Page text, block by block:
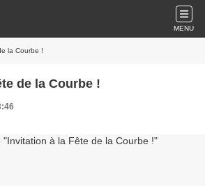
MENU
la Courbe !
de la Courbe !